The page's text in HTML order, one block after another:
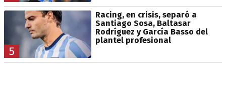
5
Racing, en crisis, separó a
Santiago Sosa, Baltasar
Rodríguez y García Basso del
plantel profesional